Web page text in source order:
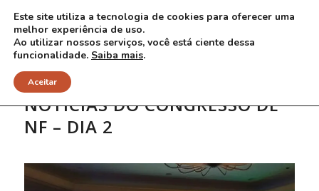
NOTICIAS DO CONGRESSO DE
NF – DIA 2
Este site utiliza a tecnologia de cookies para oferecer uma
melhor experiência de uso.
Ao utilizar nossos serviços, você está ciente dessa
funcionalidade. Saiba mais.
Aceitar